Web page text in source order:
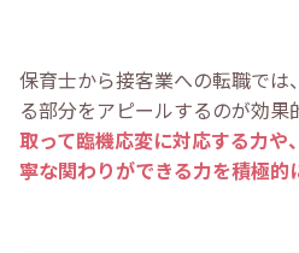
保育士から接客業への転職では
る部分をアピールするのが効果
取って臨機応変に対応する力や
寧な関わりができる力を積極的